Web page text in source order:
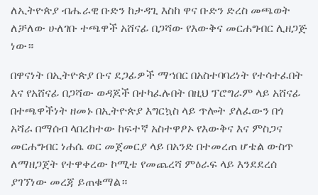
ለኢትዮጵያ ብሔራዊ ቡድን ከታዳጊ እስከ ዋና ቡድን ድረስ መጫወት
ለቻለው ሁለገቡ ተጫዋች አሸናፊ በጋሻው የእውቅና መርሐግብር ሊዘጋጅ
ነው።
በዋናነት በኢትዮጵያ ቡና ደጋፊዎች ማኀበር በአስተባባሪነት የተሳተፈበት
እና የአሸናፊ በጋሻው ወዳጆች በተካፈሉበት በዚህ ፕሮግራም ላይ አሸናፊ
በተጫዋችነት ዘመኑ በኢትዮጵያ እግርኳስ ላይ ጥሎት ያለፈውን በጎ
አሻራ በማሰብ ላበረከተው ከፍተኛ አስተዋፆኦ የእውቅና እና ምስጋና
መርሐግብር ነሐሴ ወር መጀመርያ ላይ በአንድ በተመረጠ ሆቴል ውስጥ
ለማዘጋጀት የተዋቀረው ኮሚቴ የመጨረሻ ምዕራፍ ላይ እንደደረሰ
ያገኘነው መረጃ ይጠቁማል።